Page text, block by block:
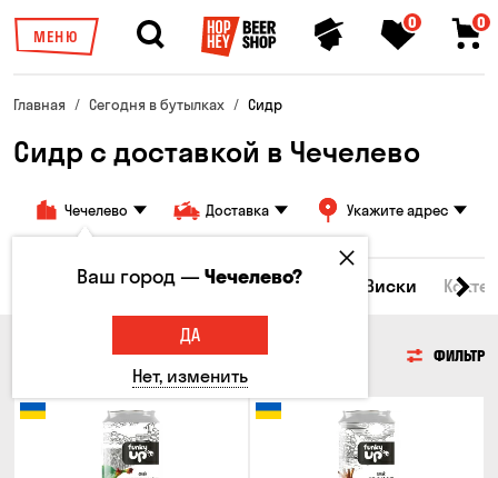
МЕНЮ
0 0
Главная Сегодня в бутылках Сидр
Сидр с доставкой в Чечелево
Чечелево Доставка Укажите адрес
Все товары Пиво Сидр Вино Виски
ФИЛЬТР
Ваш город —Чечелево?
ДА
Нет, изменить